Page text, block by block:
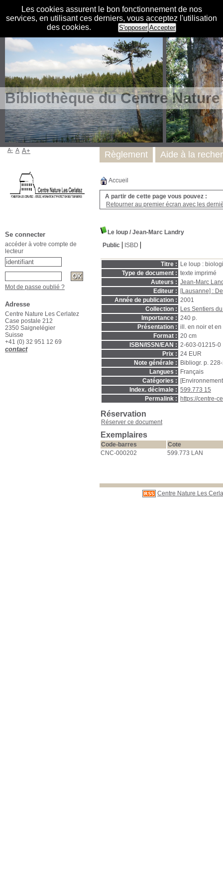
Les cookies assurent le bon fonctionnement de nos
services, en utilisant ces derniers, vous acceptez l'utilisation
des cookies.
S'opposer Accepter
Bibliothèque du Centre
Accueil
A partir de cette page vous pouvez :
Retourner au premier écran avec les
Le loup / Jean-Marc Landry
Public
ISBD
Titre :
Le loup :
Type de document : texte imprimé
Auteurs : Jean-Marc
Editeur :
[Lausanne] :
Année de publication : 2001
Collection :
Les Sentiers
Importance : 240 p.
Présentation : ill. en noir et en
Format : 20 cm
ISBN/ISSN/EAN : 2-603-01215-0
Prix : 24 EUR
Note générale :
Bibliogr. p.
Langues :
Français
Catégories :
Index. décimale : 599.773 15
Permalink :
https://centre-
Réservation
Réserver ce document
Exemplaires
Code-barres
Cote
CNC-000202
599.773 LAN
Centre Nature Les
Règlement Aide à la
A- A A+
Se connecter
accéder à votre compte de
lecteur
Mot de passe oublié ?
Adresse
Centre Nature Les Cerlatez
Case postale 212
2350 Saignelégier
Suisse
+41 (0) 32 951 12 69
contact